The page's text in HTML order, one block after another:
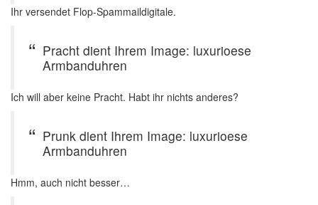
Ihr versendet Flop-Spammaildigitale.
Pracht dient Ihrem Image: luxurioese
Armbanduhren
Ich will aber keine Pracht. Habt ihr nichts anderes?
Prunk dient Ihrem Image: luxurioese
Armbanduhren
Hmm, auch nicht besser…